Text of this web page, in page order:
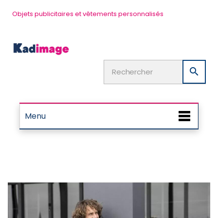
Objets publicitaires et vêtements personnalisés

Menu